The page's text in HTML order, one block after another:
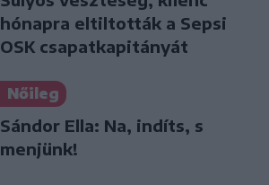
hónapra eltiltották a Sepsi
OSK csapatkapitányát
Nőileg
Sándor Ella: Na, indíts, s
menjünk!